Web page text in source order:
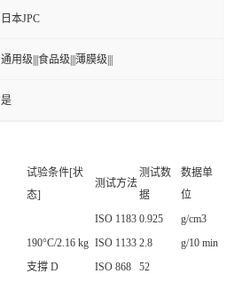
日本JPC
通用级|||食品级|||薄膜级|||
是
试验条件[状
态]
测试方法
测试数
据
数据单
位
ISO 1183 0.925
g/cm3
190°C/2.16 kg ISO 1133 2.8
g/10 min
支撐 D ISO 868 52